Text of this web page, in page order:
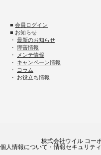
■ 会員ログイン
■ お知らせ
・ 最新のお知らせ
・ 障害情報
・
メンテ情報
・ キャンペーン情報
・
コラム
・ お役立ち情報
株式会社ウイル コー
個人情報について・情報セキュリテ